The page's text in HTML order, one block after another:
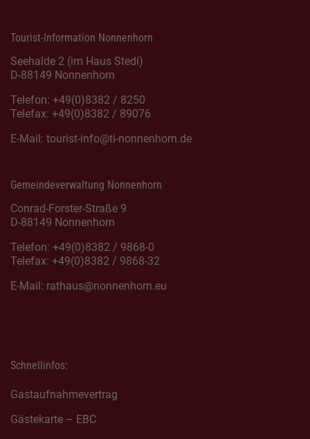
Tourist-Information Nonnenhorn
Seehalde 2 (im Haus Stedi)
D-88149 Nonnenhorn
Telefon: +49(0)8382 / 8250
Telefax: +49(0)8382 / 89076
E-Mail: tourist-info@ti-nonnenhorn.de
Gemeindeverwaltung Nonnenhorn
Conrad-Forster-Straße 9
D-88149 Nonnenhorn
Telefon: +49(0)8382 / 9868-0
Telefax: +49(0)8382 / 9868-32
E-Mail: rathaus@nonnenhorn.eu
Schnellinfos:
Gastaufnahmevertrag
Gästekarte – EBC